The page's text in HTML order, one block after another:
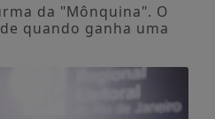
da "Mônquina". O
quando ganha uma